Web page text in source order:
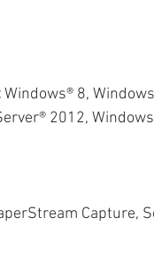
Windows® 8,
2012,
Capture,